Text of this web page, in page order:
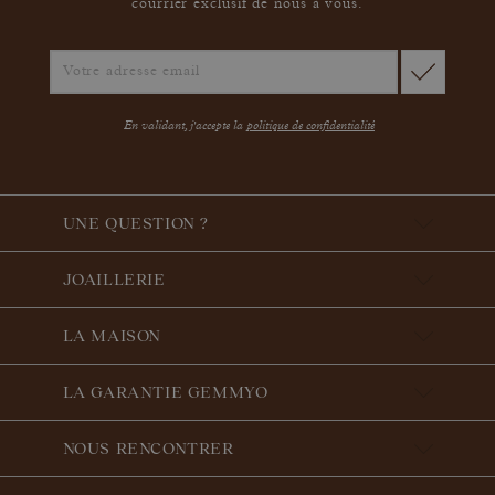
courrier exclusif de nous à vous.
En validant, j'accepte la politique de confidentialité
UNE QUESTION ?
JOAILLERIE
LA MAISON
LA GARANTIE GEMMYO
NOUS RENCONTRER